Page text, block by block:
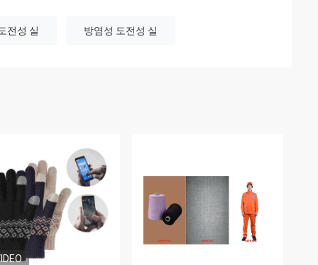
전성 실 방염성 도전성 실